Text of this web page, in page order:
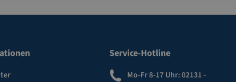
Service-Hotline
Mo-Fr 8-17 Uhr:02131 -